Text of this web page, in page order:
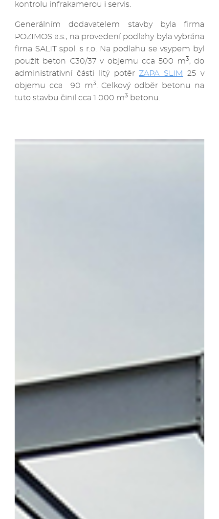
kontrolu infrakamerou i servis.
Generálním dodavatelem stavby byla firma
POZIMOS a.s., na provedení podlahy byla vybrána
firna SALIT spol. s r.o. Na podlahu se vsypem byl
použit beton C30/37 v objemu cca 500 m3, do
administrativní části litý potěrZAPA SLIM
25 v
objemu cca 90 m3. Celkový odběr betonu na
tuto stavbu činil cca 1 000 m3 betonu.